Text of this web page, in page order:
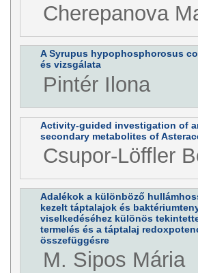
Cherepanova
A Syrupus hypophosphorosus
és vizsgálata
Pintér Ilona
Activity-guided investigation of
secondary metabolites of
Csupor-Löffler
Adalékok a különböző
kezelt táptalajok és
viselkedéséhez különös
termelés és a táptalaj
összefüggésre
M. Sipos Mária